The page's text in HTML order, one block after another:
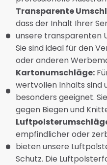
Transparente
dass der Inhalt Ihrer
unsere transparenten
Sie sind ideal für den
oder anderen
Kartonumschläge:
wertvollen Inhalts sind
besonders geeignet.
gegen Biegen und
empfindlicher oder
bieten unsere
Schutz. Die